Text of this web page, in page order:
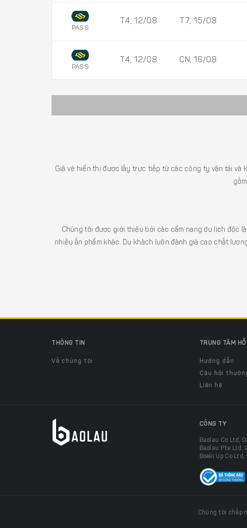
PASS
T4, 12/08 T7, 15/08
PASS
T4, 12/08 CN, 16/08
Giá vé hiển thị được lấy trực tiếp từ các công ty vận tải và
Chúng tôi được giới thiệu bởi các cẩm nang du lịch độc
nhiều ấn phẩm khác. Du khách luôn đánh giá cao chất
THÔNG TIN
Về chúng tôi
TRUNG TÂM
Hướng dẫn
Câu hỏi
Liên hệ
CÔNG TY
Baolau Co Ltd,
Baolau Pte Ltd,
Boeki Up Co
Chúng tôi chấp